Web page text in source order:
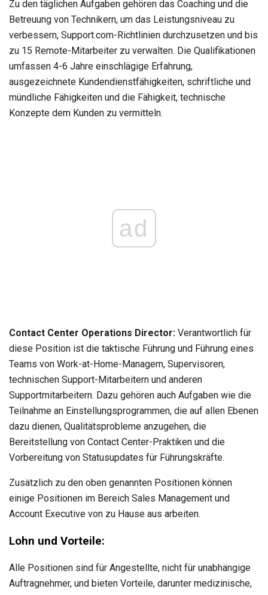
Zu den täglichen Aufgaben gehören das Coaching und die
Betreuung von Technikern, um das Leistungsniveau zu
verbessern, Support.com-Richtlinien durchzusetzen und bis
zu 15 Remote-Mitarbeiter zu verwalten. Die Qualifikationen
umfassen 4-6 Jahre einschlägige Erfahrung,
ausgezeichnete Kundendienstfähigkeiten, schriftliche und
mündliche Fähigkeiten und die Fähigkeit, technische
Konzepte dem Kunden zu vermitteln.
ad
Contact Center Operations Director: Verantwortlich für
diese Position ist die taktische Führung und Führung eines
Teams von Work-at-Home-Managern, Supervisoren,
technischen Support-Mitarbeitern und anderen
Supportmitarbeitern. Dazu gehören auch Aufgaben wie die
Teilnahme an Einstellungsprogrammen, die auf allen Ebenen
dazu dienen, Qualitätsprobleme anzugehen, die
Bereitstellung von Contact Center-Praktiken und die
Vorbereitung von Statusupdates für Führungskräfte.
Zusätzlich zu den oben genannten Positionen können
einige Positionen im Bereich Sales Management und
Account Executive von zu Hause aus arbeiten.
Lohn und Vorteile:
Alle Positionen sind für Angestellte, nicht für unabhängige
Auftragnehmer, und bieten Vorteile, darunter medizinische,